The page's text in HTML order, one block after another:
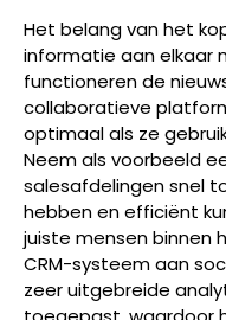
Het belang van het
informatie aan elkaar
functioneren de
collaboratieve
optimaal als ze
Neem als voorbeeld
salesafdelingen snel
hebben en efficiënt
juiste mensen binnen
CRM-systeem aan
zeer uitgebreide